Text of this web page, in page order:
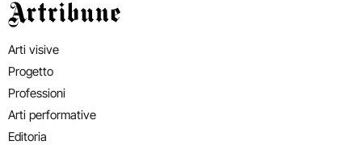
Artribune
Arti visive
Progetto
Professioni
Arti performative
Editoria